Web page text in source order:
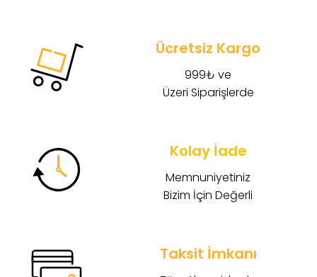
Ücretsiz Kargo
999₺ ve
Üzeri Siparişlerde
Kolay İade
Memnuniyetiniz
Bizim İçin Değerli
Taksit İmkanı